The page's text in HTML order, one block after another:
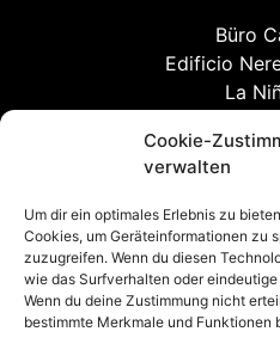
Cookie-
verwalten
Um dir ein optimales Erlebnis zu
Cookies, um Geräteinformationen zu
zuzugreifen. Wenn du diesen
wie das Surfverhalten oder
Wenn du deine Zustimmung nicht
bestimmte Merkmale und Funktionen
Büro
Edificio
La